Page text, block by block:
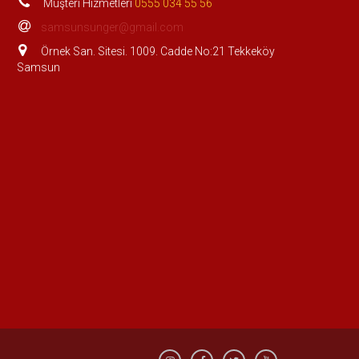
Müşteri Hizmetleri 0555 034 55 56
samsunsunger@gmail.com
Örnek San. Sitesi. 1009. Cadde No:21 Tekkeköy
Samsun